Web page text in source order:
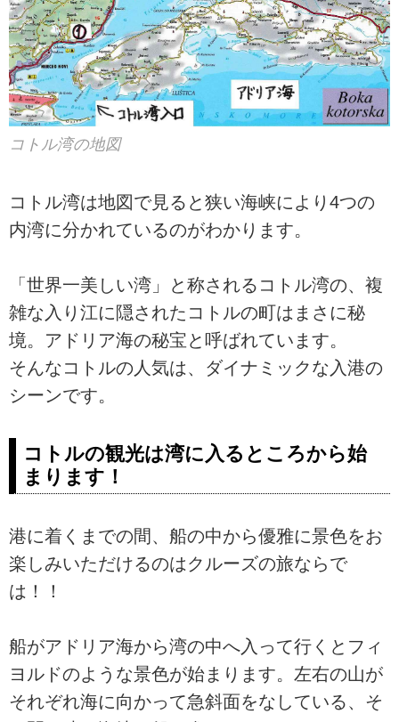
コトル湾の地図
コトル湾は地図で見ると狭い海峡により4つの
内湾に分かれているのがわかります。
「世界一美しい湾」と称されるコトル湾の、複
雑な入り江に隠されたコトルの町はまさに秘
境。アドリア海の秘宝と呼ばれています。
そんなコトルの人気は、ダイナミックな入港の
シーンです。
コトルの観光は湾に入るところから始
まります！
港に着くまでの間、船の中から優雅に景色をお
楽しみいただけるのはクルーズの旅ならで
は！！
船がアドリア海から湾の中へ入って行くとフィ
ヨルドのような景色が始まります。左右の山が
それぞれ海に向かって急斜面をなしている、そ